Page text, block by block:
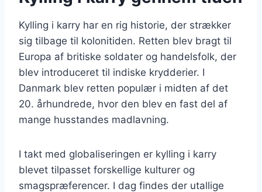
Kylling i karry har en rig historie, der strækker
sig tilbage til kolonitiden. Retten blev bragt til
Europa af britiske soldater og handelsfolk, der
blev introduceret til indiske krydderier. I
Danmark blev retten populær i midten af det
20. århundrede, hvor den blev en fast del af
mange husstandes madlavning.
I takt med globaliseringen er kylling i karry
blevet tilpasset forskellige kulturer og
smagspræferencer. I dag findes der utallige